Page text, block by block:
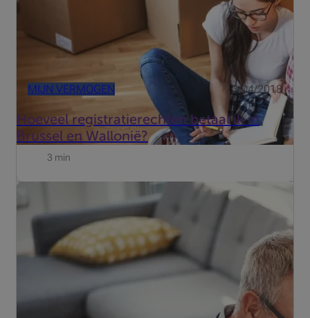
MIJN VERMOGEN 13/04/2018
Hoeveel registratierechten betaal ik in
Brussel en Wallonië?
3 min
Vastgoed is tastbaar. In onze gedigitaliseerde wereld
geeft dat veel mensen een houvast. De verhuring ervan
levert ook een regelmatig inkomen op, dat bovendien
jaarlijks wordt aangepast aan de gestegen levensduurte.
En int...